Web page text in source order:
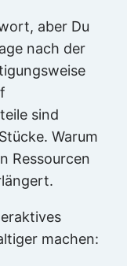
aber Du
nach der
sind
Warum
Ressourcen
machen: